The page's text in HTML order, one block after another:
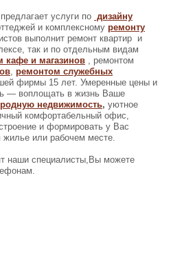
услуги по дизайну
и комплексному ремонту
выполнит ремонт квартир и
так и по отдельным видам
кафе и магазинов , ремонтом
, ремонтом служебных
фирмы 15 лет. Умеренные цены и
— воплощать в жизнь Ваше
недвижимость, уютное
комфортабельный офис,
и формировать у Вас
жилье или рабочем месте.
наши специалисты,Вы можете